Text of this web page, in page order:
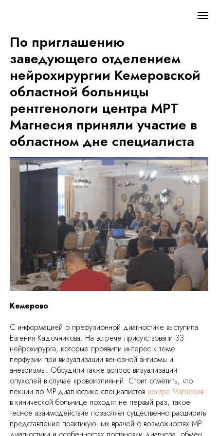
По приглашению
заведующего отделением
нейрохирургии Кемеровской
областной больницы
рентгенологи центра МРТ
Магнесия приняли участие в
областном дне специалиста
Кемерово
С информацией о префузионной диагностике выступила
Евгения Кадочникова. На встрече присутствовали 33
нейрохирурга, которые проявили интерес к теме
перфузии при визуализации венозной ангиомы и
аневризмы. Обсудили также вопрос визуализации
опухолей в случае кровоизлияний. Стоит отметить, что
лекции по МР-диагностике специалистов центра Магнесия
в кинической больнице походят не первый раз, такое
тесное взаимодействие позволяет существенно расширить
представление практикующих врачей о возможностях МР-